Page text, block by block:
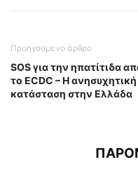
Προηγούμενο άρθρο
SOS για την ηπατίτιδα
το ECDC – Η ανησυχητική
κατάσταση στην Ελλάδα